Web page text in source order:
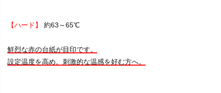
【ハード】 約63～65℃
鮮烈な赤の台紙が目印です。
設定温度を高め。刺激的な温感を好む方へ。